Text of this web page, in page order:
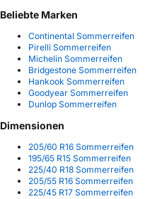
Beliebte Marken
Continental Sommerreifen
Pirelli Sommerreifen
Michelin Sommerreifen
Bridgestone Sommerreifen
Hankook Sommerreifen
Goodyear Sommerreifen
Dunlop Sommerreifen
Dimensionen
205/60 R16 Sommerreifen
195/65 R15 Sommerreifen
225/40 R18 Sommerreifen
205/55 R16 Sommerreifen
225/45 R17 Sommerreifen